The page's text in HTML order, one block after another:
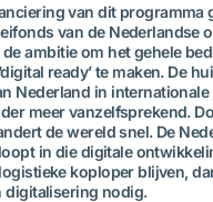
van dit programma
van de Nederlandse
ambitie om het gehele
ready’ te maken. De
Nederland in
meer vanzelfsprekend.
de wereld snel. De
in die digitale
koploper blijven,
digitalisering nodig.